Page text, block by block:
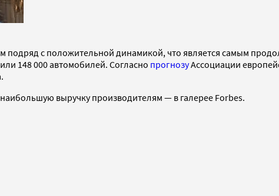
с положительной динамикой, что является самым
148 000 автомобилей. Согласно прогнозуАссоциации
выручку производителям — в галерее Forbes.